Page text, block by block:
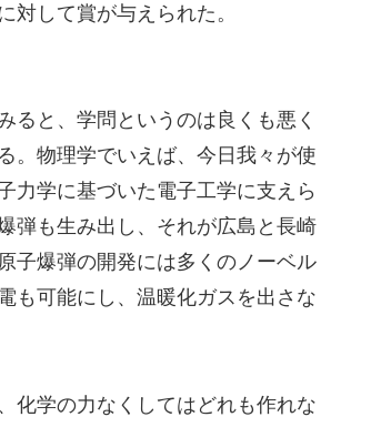
して賞が与えられた。
ると、学問というのは良くも悪く
。物理学でいえば、今日我々が使
力学に基づいた電子工学に支えら
弾も生み出し、それが広島と長崎
子爆弾の開発には多くのノーベル
も可能にし、温暖化ガスを出さな
化学の力なくしてはどれも作れな